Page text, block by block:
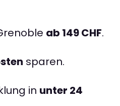
ab 149 CHF.
sparen.
in unter 24